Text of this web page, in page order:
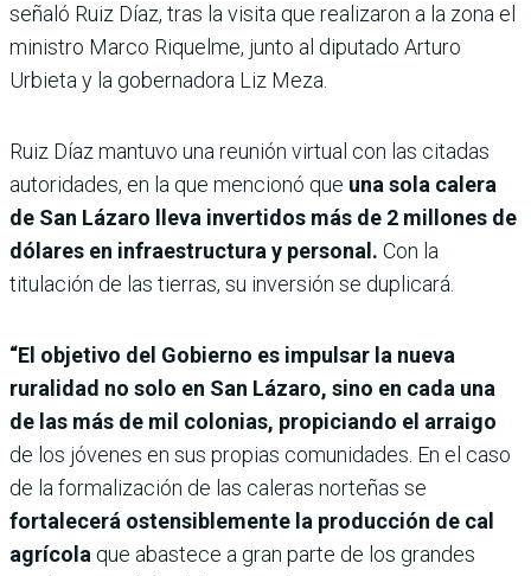
señaló Ruiz Díaz, tras la visita que realizaron a la zona el
ministro Marco Riquelme, junto al diputado Arturo
Urbieta y la gobernadora Liz Meza.
Ruiz Díaz mantuvo una reunión virtual con las citadas
autoridades, en la que mencionó que una sola calera
de San Lázaro lleva invertidos más de 2 millones de
dólares en infraestructura y personal. Con la
titulación de las tierras, su inversión se duplicará.
“El objetivo del Gobierno es impulsar la nueva
ruralidad no solo en San Lázaro, sino en cada una
de las más de mil colonias, propiciando el arraigo
de los jóvenes en sus propias comunidades. En el caso
de la formalización de las caleras norteñas se
fortalecerá ostensiblemente la producción de cal
agrícola que abastece a gran parte de los grandes